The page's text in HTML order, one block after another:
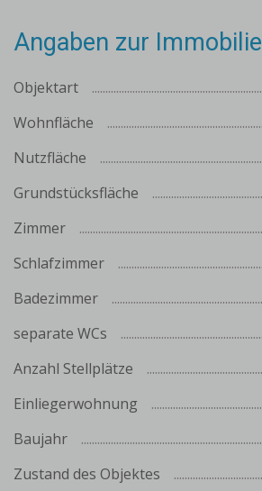
Angaben zur Immobilie
Objektart
Wohnfläche
Nutzfläche
Grundstücksfläche
Zimmer
Schlafzimmer
Badezimmer
separate WCs
Anzahl Stellplätze
Einliegerwohnung
Baujahr
Zustand des Objektes